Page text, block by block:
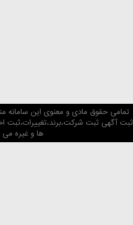
تمامی حقوق مادی و معنوی این سامانه
ثبت آگهی ثبت
ها و غیره می